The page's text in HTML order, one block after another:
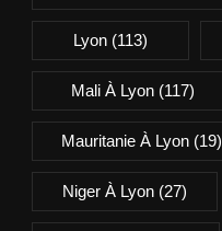
Lyon(113)
Mali À Lyon (117)
Mauritanie À Lyon(19)
Niger À Lyon(27)